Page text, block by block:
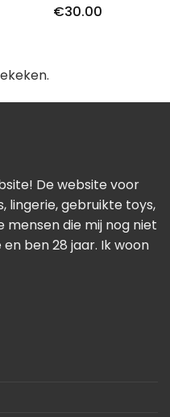
Waardering
€30.00
De website voor
lingerie, gebruikte toys,
mensen die mij nog niet
ben 28 jaar. Ik woon